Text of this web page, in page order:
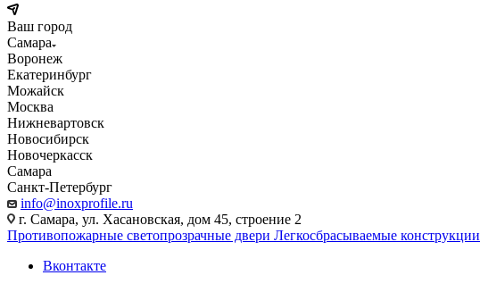
Ваш город
Самара
Воронеж
Екатеринбург
Можайск
Москва
Нижневартовск
Новосибирск
Новочеркасск
Самара
Санкт-Петербург
info@inoxprofile.ru
г. Самара, ул. Хасановская, дом 45, строение 2
Противопожарные светопрозрачные двери Легкосбрасываемые конструкции
Вконтакте